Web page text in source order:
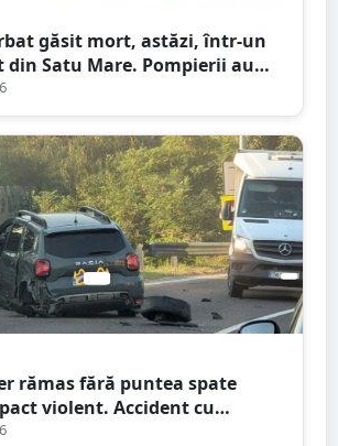
găsit mort, astăzi, într-un
Satu Mare. Pompierii au
rămas fără puntea spate
violent. Accident cu
mașini din Satu Mare